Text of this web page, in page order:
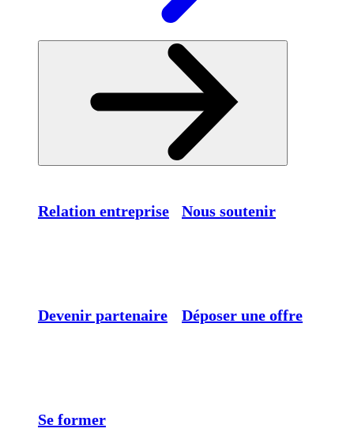
Relation entreprise Nous soutenir
Devenir partenaire Déposer une offre
Se former